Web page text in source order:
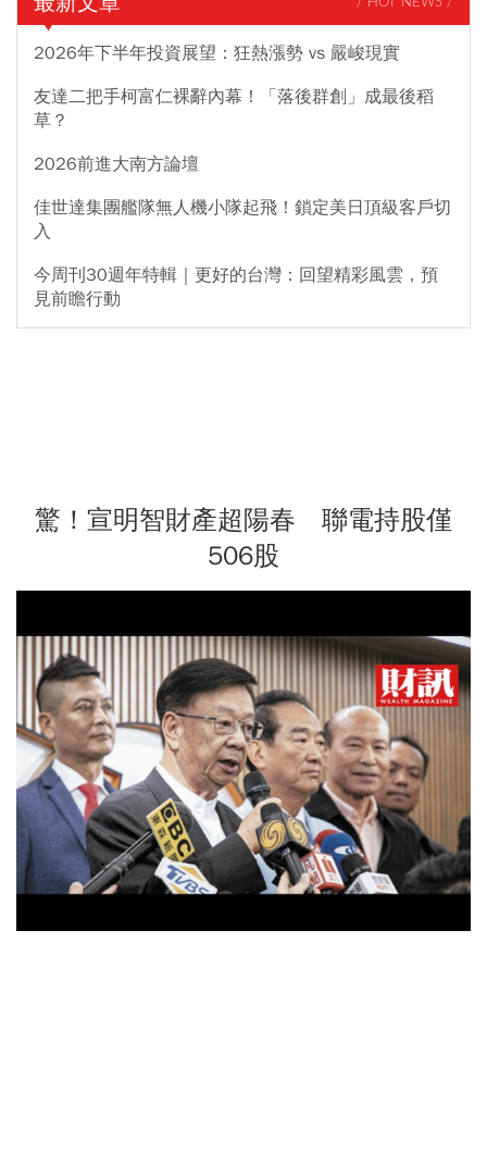
/ HOT NEWS /
2026年下半年投資展望：狂熱漲勢 vs 嚴峻現實
友達二把手柯富仁裸辭內幕！「落後群創」成最後稻
草？
2026前進大南方論壇
佳世達集團艦隊無人機小隊起飛！鎖定美日頂級客戶切
入
今周刊30週年特輯｜更好的台灣：回望精彩風雲，預
見前瞻行動
驚！宣明智財產超陽春 聯電持股僅
506股